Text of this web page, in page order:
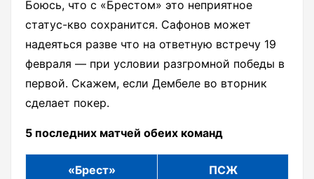
Боюсь, что с «Брестом» это неприятное
статус-кво сохранится. Сафонов может
надеяться разве что на ответную встречу 19
февраля — при условии разгромной победы в
первой. Скажем, если Дембеле во вторник
сделает покер.
5 последних матчей обеих команд
«Брест» ПСЖ